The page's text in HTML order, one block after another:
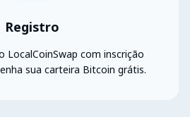
Registro
LocalCoinSwap com inscrição
sua carteira Bitcoin grátis.